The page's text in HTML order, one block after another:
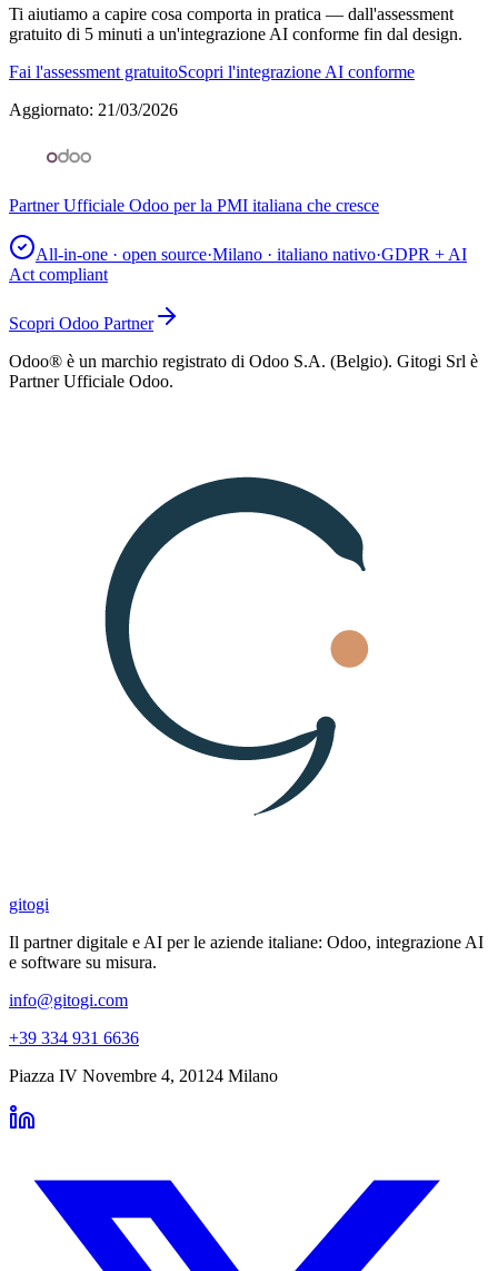
Ti aiutiamo a capire cosa comporta in pratica — dall'assessment
gratuito di 5 minuti a un'integrazione AI conforme fin dal design.
Fai l'assessment gratuitoScopri l'integrazione AI conforme
Aggiornato: 21/03/2026
Partner Ufficiale Odoo per la PMI italiana che cresce
All-in-one · open source·Milano · italiano nativo·GDPR + AI
Act compliant
Scopri Odoo Partner
Odoo® è un marchio registrato di Odoo S.A. (Belgio). Gitogi Srl è
Partner Ufficiale Odoo.
gitogi
Il partner digitale e AI per le aziende italiane: Odoo, integrazione AI
e software su misura.
info@gitogi.com
+39 334 931 6636
Piazza IV Novembre 4, 20124 Milano